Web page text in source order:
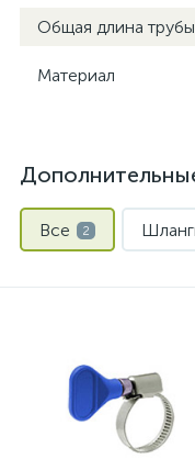
Общая длина трубы
Материал
Все 2